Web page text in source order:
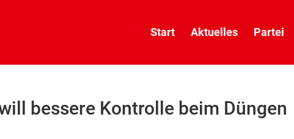
Start Aktuelles Partei
bessere Kontrolle beim Düngen